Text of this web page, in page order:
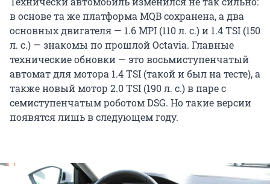
в основе та же платформа MQB сохранена, а два
основных двигателя — 1.6 MPI (110 л. с.) и 1.4 TSI (150
л. с.) — знакомы по прошлой Octavia. Главные
технические обновки — это восьмиступенчатый
автомат для мотора 1.4 TSI (такой и был на тесте), а
также новый мотор 2.0 TSI (190 л. с.) в паре с
семиступенчатым роботом DSG. Но такие версии
появятся лишь в следующем году.